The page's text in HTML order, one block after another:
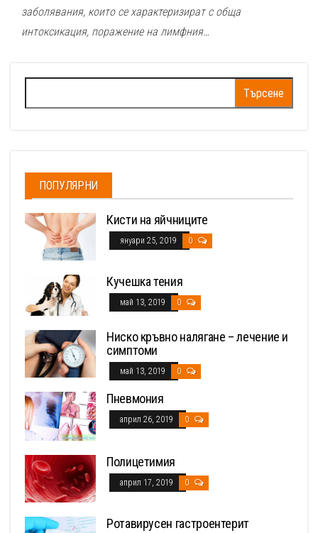
заболявания, които се характеризират с обща
интоксикация, поражение на лимфния…
за:
ПОПУЛЯРНИ
Кисти на яйчниците
януари 25, 2019 0
Кучешка тения
май 13, 2019 0
Ниско кръвно налягане – лечение и
симптоми
май 13, 2019 0
Пневмония
април 26, 2019 0
Полицетимия
април 17, 2019 0
Ротавирусен гастроентерит